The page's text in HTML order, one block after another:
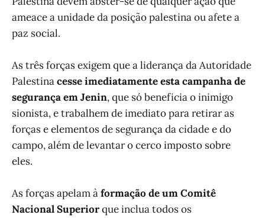
ameace a unidade da posição palestina ou afete a
paz social.
As três forças exigem que a liderança da Autoridade
Palestinacesse imediatamente esta campanha de
segurança em Jenin, que só beneficia o inimigo
sionista, e trabalhem de imediato para retirar as
forças e elementos de segurança da cidade e do
campo, além de levantar o cerco imposto sobre
eles.
As forças apelam àformação de um Comitê
Nacional Superiorque inclua todos os